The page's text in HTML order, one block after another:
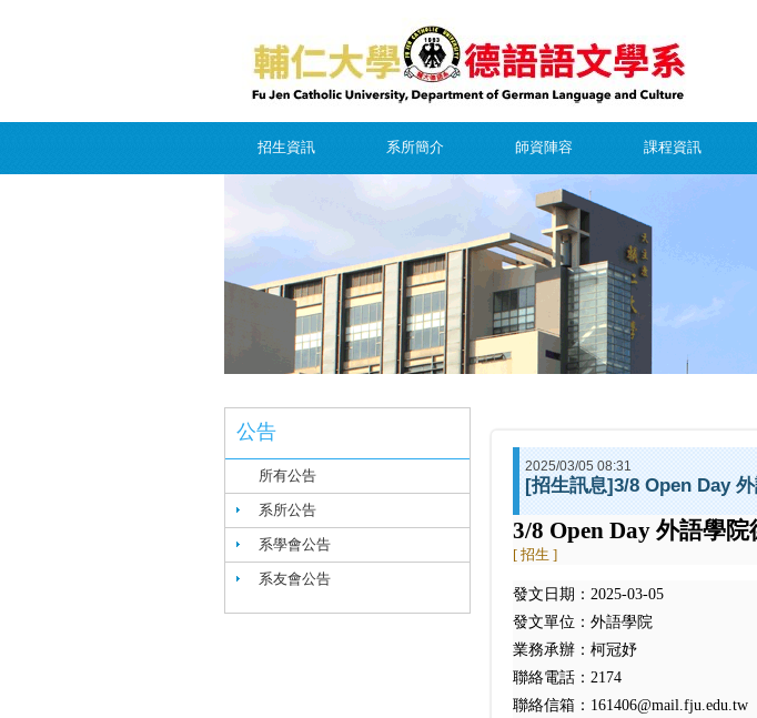
招生資訊 系所簡介 師資陣容 課程資訊
公告
所有公告
系所公告
系學會公告
系友會公告
2025/03/05 08:31
[招生訊息]3/8 Open Day
3/8 Open Day 外語學
[ 招生 ]
發文日期：2025-03-05
發文單位：外語學院
業務承辦：柯冠妤
聯絡電話：2174
聯絡信箱：161406@mail.fju.edu.tw